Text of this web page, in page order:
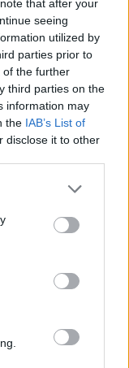
that after your
seeing
utilized by
parties prior to
of the further
third parties on the
information may
the IAB’s List of
disclose it to other